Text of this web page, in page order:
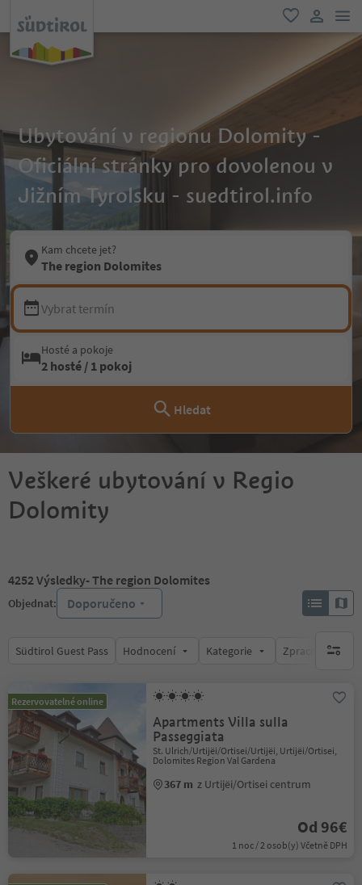
oblíbené
Ubytování v regionu Dolomity -
Oficiální stránky pro dovolenou v
Jižním Tyrolsku - suedtirol.info
Kam chcete jet?
The region Dolomites
Vybrat termín
Hosté a pokoje
2 hosté / 1 pokoj
Hledat
Veškeré ubytování v Regio
Dolomity
4252Výsledky- The region Dolomites
Objednat: Doporučeno
Südtirol Guest Pass Hodnocení Kategorie Zpracovávábrak
Rezervovatelné online
Apartments Villa sulla
Passeggiata
St. Ulrich/Urtijëi/Ortisei/Urtijëi, Urtijëi/Ortisei,
Dolomites Region Val Gardena
367 m z Urtijëi/Ortisei centrum
Od 96€
1 noc / 2 osob(y) Včetně DPH